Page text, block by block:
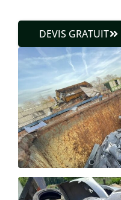
DEVIS GRATUIT